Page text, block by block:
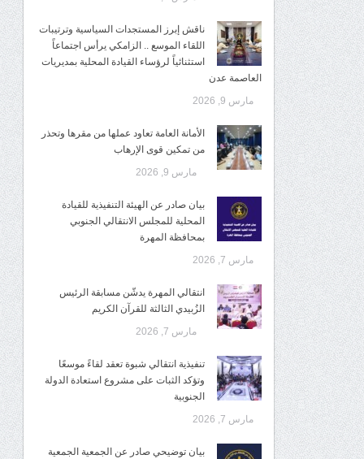
ناقش إبرز المستجدات السياسية وترتيبات
اللقاء الموسع .. الزامكي يرأس اجتماعاً
استثنائياً لرؤساء القيادة المحلية بمديريات
العاصمة عدن
مارس 9, 2026
الأمانة العامة تعاود عملها من مقرها وتحذر
من تمكين قوى الإرهاب
مارس 9, 2026
بيان صادر عن الهيئة التنفيذية للقيادة
المحلية للمجلس الانتقالي الجنوبي
بمحافظة المهرة
مارس 7, 2026
انتقالي المهرة يدشّن مسابقة الرئيس
الزُبيدي الثالثة للقرآن الكريم
مارس 7, 2026
تنفيذية انتقالي شبوة تعقد لقاءً موسعًا
وتؤكد الثبات على مشروع استعادة الدولة
الجنوبية
مارس 7, 2026
بيان توضيحي صادر عن الجمعية الجمعية